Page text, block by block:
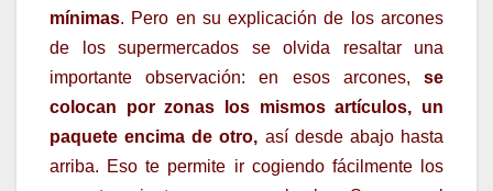
mínimas. Pero en su explicación de los arcones
de los supermercados se olvida resaltar una
importante observación: en esos arcones, se
colocan por zonas los mismos artículos, un
paquete encima de otro, así desde abajo hasta
arriba. Eso te permite ir cogiendo fácilmente los